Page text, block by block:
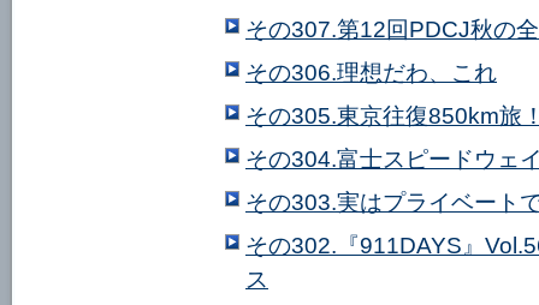
その307.第12回PDCJ秋の
その306.理想だわ、これ
その305.東京往復850km旅
その304.富士スピードウェ
その303.実はプライベート
その302.『911DAYS』
ス